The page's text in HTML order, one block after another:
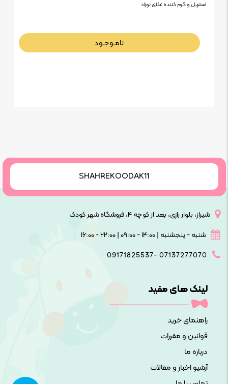
استریل و گرم کننده غذای نوزاد
نامـوجـود
SHAHREKOODAK11
شیراز، بلوار رازی، بعد از کوچه ۴، فروشگاه شهر کودک
شنبه - پنجشنبه | ۱۴:۰۰ - ۰۹:۰۰ | ۲۲:۰۰ - ۱۶:۰۰
09171825537- 07137277070
لینک های مفید
راهنمای خرید
قوانین و مقررات
درباره ما
آرشیو اخبار و مقالات